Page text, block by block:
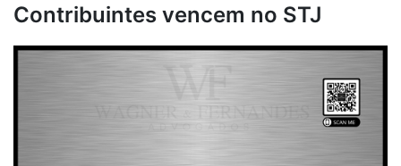
Contribuintes vencem no STJ